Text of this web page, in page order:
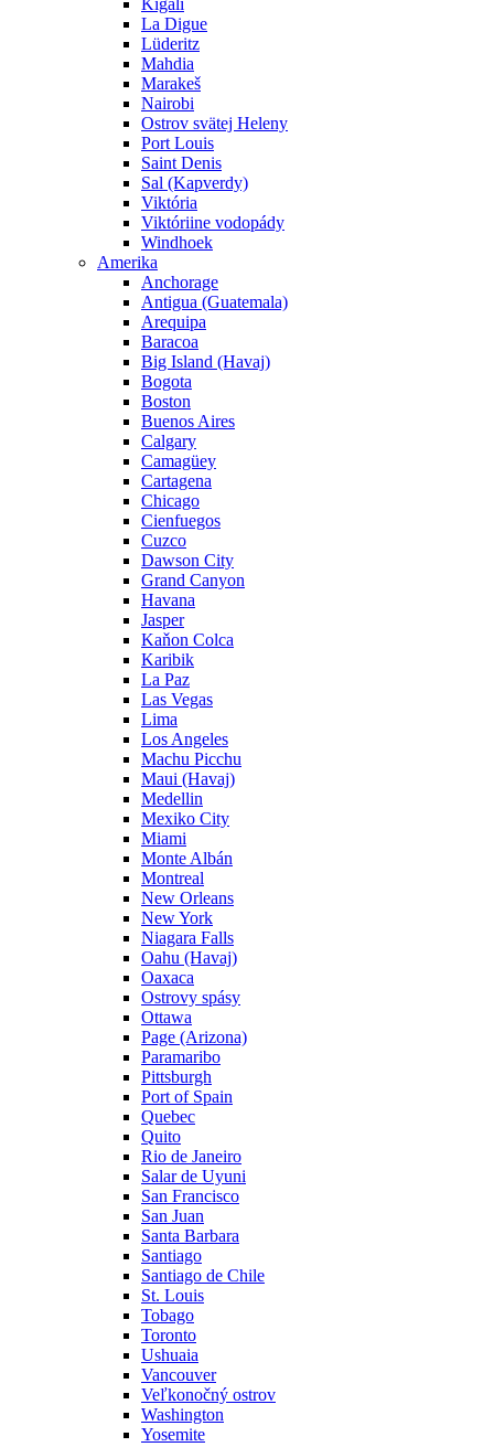
Kigali
La Digue
Lüderitz
Mahdia
Marakeš
Nairobi
Ostrov svätej Heleny
Port Louis
Saint Denis
Sal (Kapverdy)
Viktória
Viktóriine vodopády
Windhoek
Amerika
Anchorage
Antigua (Guatemala)
Arequipa
Baracoa
Big Island (Havaj)
Bogota
Boston
Buenos Aires
Calgary
Camagüey
Cartagena
Chicago
Cienfuegos
Cuzco
Dawson City
Grand Canyon
Havana
Jasper
Kaňon Colca
Karibik
La Paz
Las Vegas
Lima
Los Angeles
Machu Picchu
Maui (Havaj)
Medellin
Mexiko City
Miami
Monte Albán
Montreal
New Orleans
New York
Niagara Falls
Oahu (Havaj)
Oaxaca
Ostrovy spásy
Ottawa
Page (Arizona)
Paramaribo
Pittsburgh
Port of Spain
Quebec
Quito
Rio de Janeiro
Salar de Uyuni
San Francisco
San Juan
Santa Barbara
Santiago
Santiago de Chile
St. Louis
Tobago
Toronto
Ushuaia
Vancouver
Veľkonočný ostrov
Washington
Yosemite